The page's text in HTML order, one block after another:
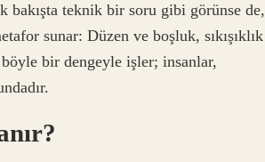
bakışta teknik bir soru gibi görünse de,
sunar: Düzen ve boşluk, sıkışıklık
bir dengeyle işler; insanlar,